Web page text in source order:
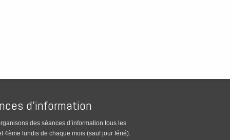
d’information
des séances d’information tous les
4ème lundis de chaque mois (sauf jour férié).